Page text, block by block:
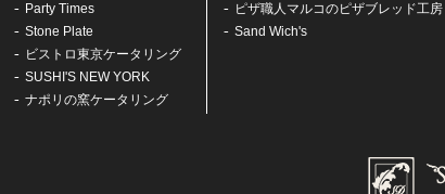
Party Times
Stone Plate
ビストロ東京ケータリング
SUSHI'S NEW YORK
ナポリの窯ケータリング
ピザ職人マルコのピザブレッド工房
Sand Wich's